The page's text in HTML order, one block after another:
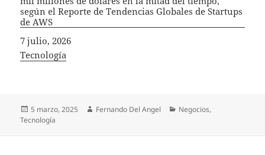
según el Reporte de Tendencias Globales de Startups
de AWS
Fecha
7 julio, 2026
In relation to
Tecnología
Publicado
el
5 marzo, 2025 Autor
Fernando Del Angel Categorías
Negocios,
Tecnología